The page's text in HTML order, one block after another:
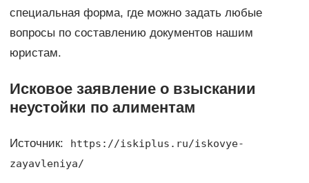
специальная форма, где можно задать любые
вопросы по составлению документов нашим
юристам.
Исковое заявление о взыскании
неустойки по алиментам
Источник:
https://iskiplus.ru/iskovye-
zayavleniya/